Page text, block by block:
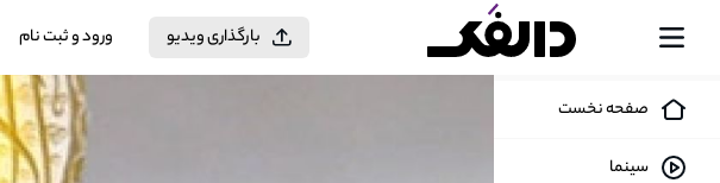
بارگذاری ویدیو ورود و ثبت نام
صفحه نخست
سینما